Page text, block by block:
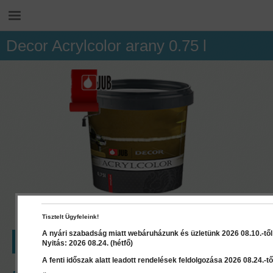
Decor Acrylcolor arany 0.75 l
LEÍRÁS RÉSZLETEK
Tisztelt Ügyfeleink!
A nyári szabadság miatt webáruházunk és üzletünk 2026 08.10.-
Nyitás: 2026 08.24. (hétfő)
A fenti időszak alatt leadott rendelések feldolgozása 2026 08.24.-